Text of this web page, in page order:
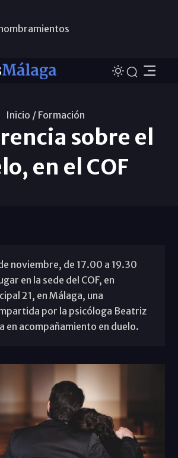
Inicio / Formación
sobre el
en el COF
noviembre, de 17.00 a 19.30
en la sede del COF, en
21, en Málaga, una
por la psicóloga Beatriz
en acompañamiento en duelo.